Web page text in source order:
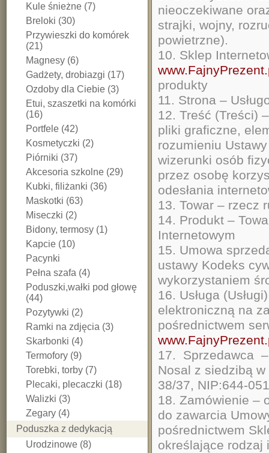
Kule śnieżne (7)
Breloki (30)
Przywieszki do komórek
(21)
Magnesy (6)
Gadżety, drobiazgi (17)
Ozdoby dla Ciebie (3)
Etui, szaszetki na komórki
(16)
Portfele (42)
Kosmetyczki (2)
Piórniki (37)
Akcesoria szkolne (29)
Kubki, filiżanki (36)
Maskotki (63)
Miseczki (2)
Bidony, termosy (1)
Kapcie (10)
Pacynki
Pełna szafa (4)
Poduszki,wałki pod głowę
(44)
Pozytywki (2)
Ramki na zdjęcia (3)
Skarbonki (4)
Termofory (9)
Torebki, torby (7)
Plecaki, plecaczki (18)
Walizki (3)
Zegary (4)
Poduszka z dedykacją
Urodzinowe (8)
nieoczekiwane
strajki, wojny,
powietrzne).
10. Sklep
produkty
11. Strona –
12. Treść (Treści)
pliki graficzne,
rozumieniu
wizerunki osób
przez osobę
odesłania
13. Towar – rzecz
14. Produkt –
Internetowym
15. Umowa
ustawy Kodeks
wykorzystaniem
16. Usługa
elektroniczną na
pośrednictwem
17. Sprzedawca –
Nosal z siedzibą
38/37, NIP:644-
18. Zamówienie –
do zawarcia
pośrednictwem
określające rodzaj